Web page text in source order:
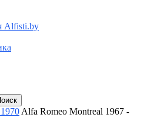
Alfisti.by
Alfa Romeo Montreal 1967 -